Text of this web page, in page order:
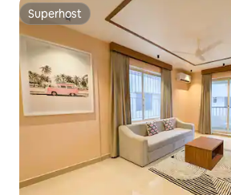
Superhost
Superhost